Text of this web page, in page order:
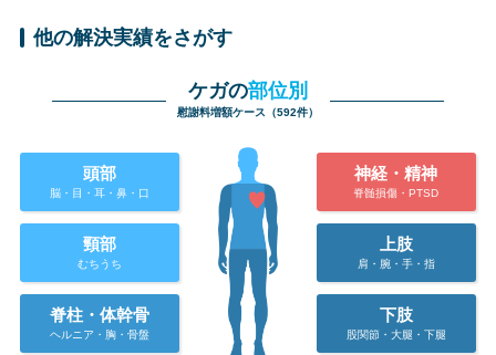
他の解決実績をさがす
ケガの部位別
慰謝料増額ケース（592件）
頭部
脳・目・耳・鼻・口
神経・精神
脊髄損傷・PTSD
頸部
むちうち
上肢
肩・腕・手・指
脊柱・体幹骨
ヘルニア・胸・骨盤
下肢
股関節・大腿・下腿